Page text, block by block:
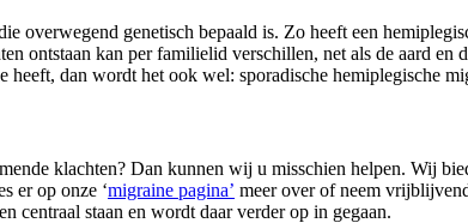
overwegend genetisch bepaald is. Zo heeft een
ontstaan kan per familielid verschillen, net als de aard
heeft, dan wordt het ook wel: sporadische hemiplegische
klachten? Dan kunnen wij u misschien helpen. Wij
er op onze ‘migraine pagina’ meer over of neem
centraal staan en wordt daar verder op in gegaan.